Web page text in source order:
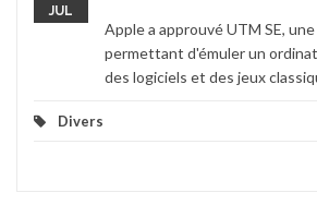
JUL
Apple a approuvé UTM SE,
permettant d'émuler un
des logiciels et des jeux
Divers